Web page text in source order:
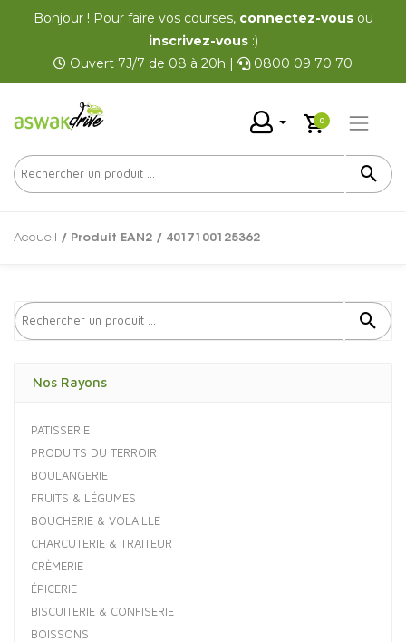
Bonjour ! Pour faire vos courses, connectez-vousou
inscrivez-vous:)
Ouvert 7J/7 de 08 à 20h |
0800 09 70 70
0
Accueil / Produit EAN2 / 4017100125362
Nos Rayons
PATISSERIE
PRODUITS DU TERROIR
BOULANGERIE
FRUITS & LÉGUMES
BOUCHERIE & VOLAILLE
CHARCUTERIE & TRAITEUR
CRÈMERIE
ÉPICERIE
BISCUITERIE & CONFISERIE
BOISSONS